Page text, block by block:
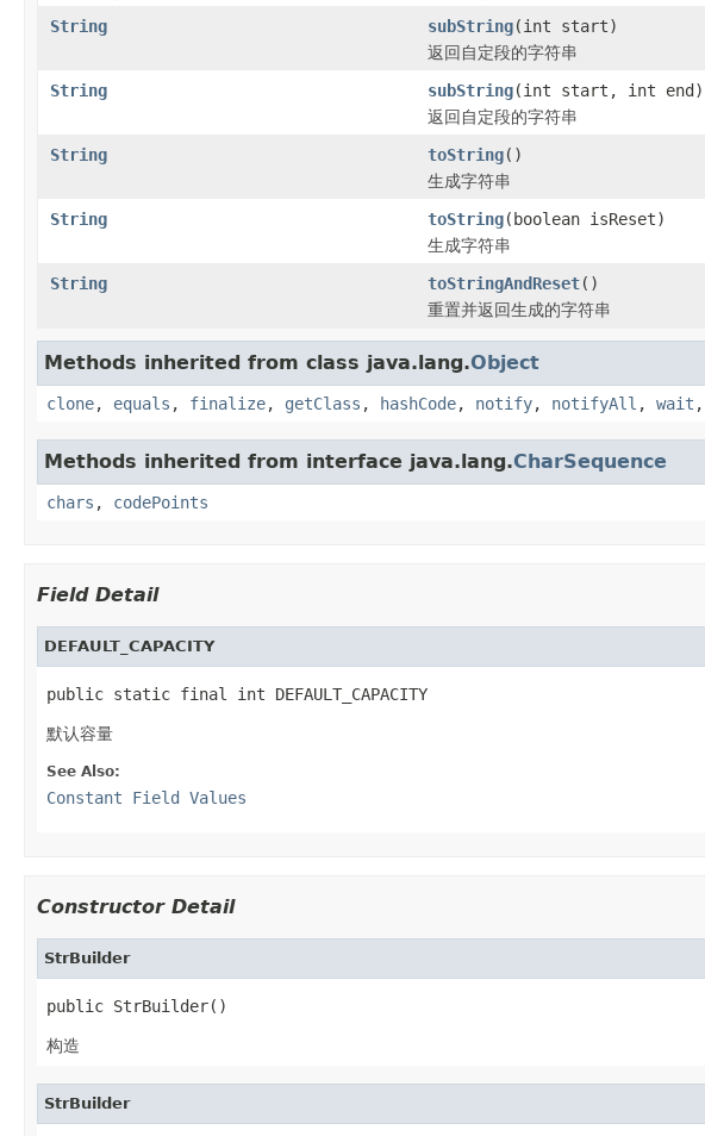
String
subString(int start)
返回自定段的字符串
String
subString(int start, int end)
返回自定段的字符串
String
toString()
生成字符串
String
toString(boolean isReset)
生成字符串
String
toStringAndReset()
重置并返回生成的字符串
Methods inherited from class java.lang.Object
clone, equals , finalize, getClass , hashCode, notify, notifyAll , wait ,
Methods inherited from interface java.lang.CharSequence
chars , codePoints
Field Detail
DEFAULT_CAPACITY
public static final int DEFAULT_CAPACITY
默认容量
See Also:
Constant Field Values
Constructor Detail
StrBuilder
public StrBuilder()
构造
StrBuilder